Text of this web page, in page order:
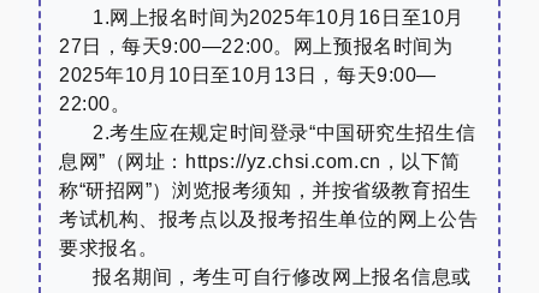
1.网上报名时间为2025年10月 16 日至10月
27 日，每天9:00—22:00。网上预报名时间为
2025年10 月 10 日至10月 13 日，每天9:00—
22:00。
2.考生应在规定时间登录“中国研究生招生信
息网” （网址： https://yz.chsi.com.cn ，以下简
称“研招网 ”）浏览报考须知，并按省级教育招生
考试机构、报考点以及报考招生单位的网上公告
要求报名。
报名期间，考生可自行修改网上报名信息或